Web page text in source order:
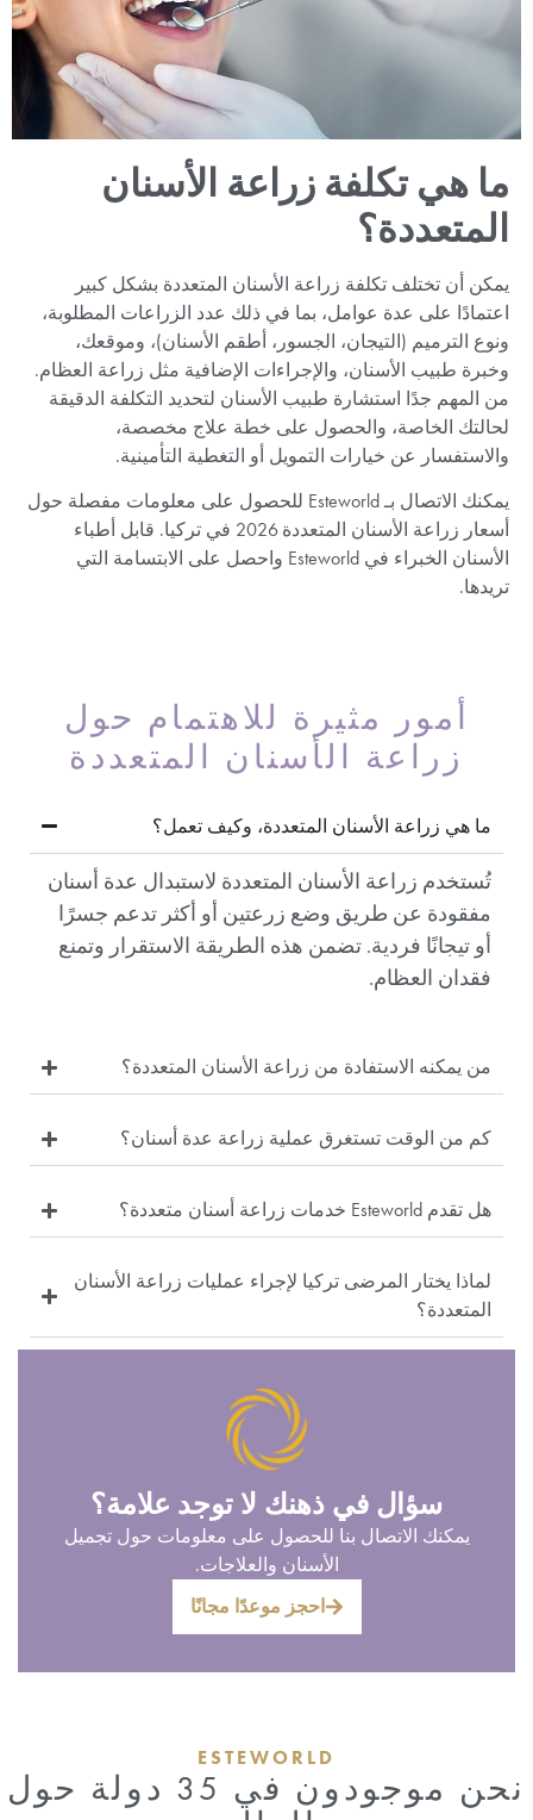
ما هي تكلفة زراعة الأسنان
المتعددة؟
يمكن أن تختلف تكلفة زراعة الأسنان المتعددة بشكل كبير
اعتمادًا على عدة عوامل، بما في ذلك عدد الزراعات المطلوبة،
ونوع الترميم (التيجان، الجسور، أطقم الأسنان)، وموقعك،
وخبرة طبيب الأسنان، والإجراءات الإضافية مثل زراعة العظام.
من المهم جدًا استشارة طبيب الأسنان لتحديد التكلفة الدقيقة
لحالتك الخاصة، والحصول على خطة علاج مخصصة،
والاستفسار عن خيارات التمويل أو التغطية التأمينية.
يمكنك الاتصال بـ Esteworld للحصول على معلومات مفصلة حول
أسعار زراعة الأسنان المتعددة 2026 في تركيا. قابل أطباء
الأسنان الخبراء في Esteworld واحصل على الابتسامة التي
تريدها.
أمور مثيرة للاهتمام حول
زراعة الأسنان المتعددة
سؤال في ذهنك لا توجد علامة؟
يمكنك الاتصال بنا للحصول على معلومات حول تجميل
الأسنان والعلاجات.
احجز موعدًا مجانًا
ما هي زراعة الأسنان المتعددة، وكيف تعمل؟
تُستخدم زراعة الأسنان المتعددة لاستبدال عدة أسنان
مفقودة عن طريق وضع زرعتين أو أكثر تدعم جسرًا
أو تيجانًا فردية. تضمن هذه الطريقة الاستقرار وتمنع
فقدان العظام.
من يمكنه الاستفادة من زراعة الأسنان المتعددة؟
كم من الوقت تستغرق عملية زراعة عدة أسنان؟
هل تقدم Esteworld خدمات زراعة أسنان متعددة؟
لماذا يختار المرضى تركيا لإجراء عمليات زراعة الأسنان
المتعددة؟
ESTEWORLD
نحن موجودون في 35 دولة حول